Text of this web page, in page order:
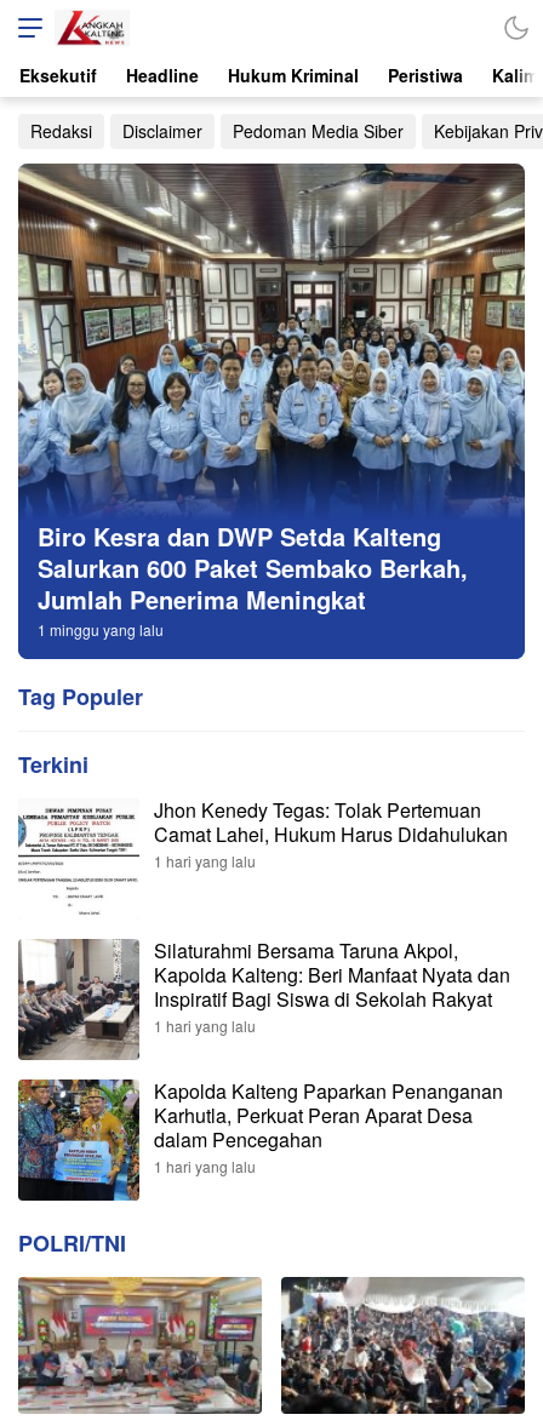
Langkah Kalteng
Teraktual dan Terpercaya
Eksekutif Headline Hukum Kriminal Peristiwa
Redaksi Disclaimer Pedoman Media Siber Kebijakan
Biro Kesra dan DWP Setda Kalteng
Salurkan 600 Paket Sembako Berkah,
Jumlah Penerima Meningkat
1 minggu yang lalu
Tag Populer
Terkini
Jhon Kenedy Tegas: Tolak Pertemuan
Camat Lahei, Hukum Harus Didahulukan
1 hari yang lalu
Silaturahmi Bersama Taruna Akpol,
Kapolda Kalteng: Beri Manfaat Nyata dan
Inspiratif Bagi Siswa di Sekolah Rakyat
1 hari yang lalu
Kapolda Kalteng Paparkan Penanganan
Karhutla, Perkuat Peran Aparat Desa
dalam Pencegahan
1 hari yang lalu
POLRI/TNI